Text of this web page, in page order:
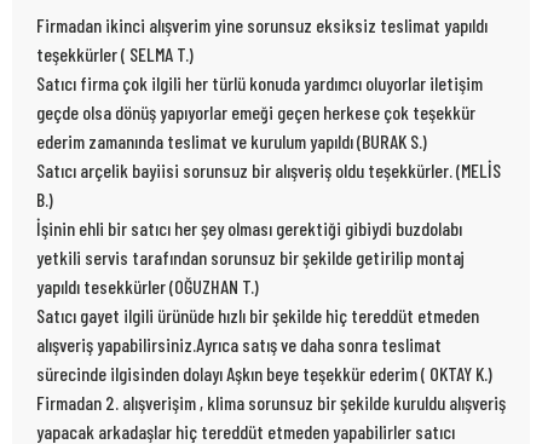
Firmadan ikinci alışverim yine sorunsuz eksiksiz teslimat yapıldı
teşekkürler ( SELMA T.)
Satıcı firma çok ilgili her türlü konuda yardımcı oluyorlar iletişim
geçde olsa dönüş yapıyorlar emeği geçen herkese çok teşekkür
ederim zamanında teslimat ve kurulum yapıldı (BURAK S.)
Satıcı arçelik bayiisi sorunsuz bir alışveriş oldu teşekkürler. (MELİS
B.)
İşinin ehli bir satıcı her şey olması gerektiği gibiydi buzdolabı
yetkili servis tarafından sorunsuz bir şekilde getirilip montaj
yapıldı tesekkürler (OĞUZHAN T.)
Satıcı gayet ilgili ürünüde hızlı bir şekilde hiç tereddüt etmeden
alışveriş yapabilirsiniz.Ayrıca satış ve daha sonra teslimat
sürecinde ilgisinden dolayı Aşkın beye teşekkür ederim ( OKTAY K.)
Firmadan 2. alışverişim , klima sorunsuz bir şekilde kuruldu alışveriş
yapacak arkadaşlar hiç tereddüt etmeden yapabilirler satıcı